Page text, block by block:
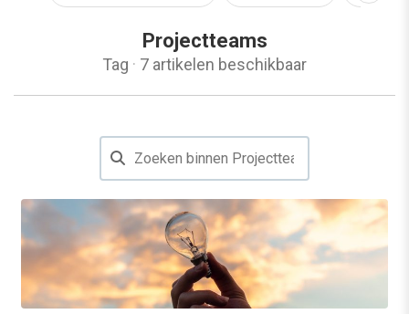
Projectteams
Tag · 7 artikelen beschikbaar